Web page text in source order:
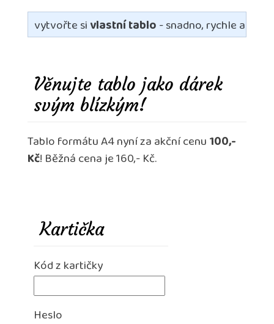
vytvořte sivlastní tablo- snadno, rychle a s
Věnujte tablo jako dárek
svým blízkým!
Tablo formátu A4 nyní za akční cenu100,-
Kč! Běžná cena je 160,- Kč.
Kartička
Kód z kartičky
Heslo